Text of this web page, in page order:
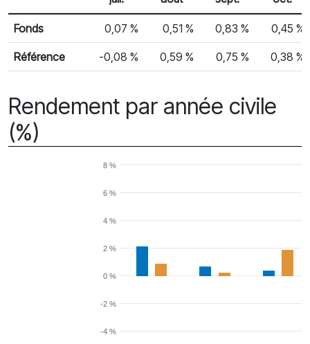
Rendement mensuel
% Rendement
Fonds 0,07 % 0,51 % 0,83 % 0,45 %
Référence -0,08 % 0,59 % 0,75 % 0,38 %
Rendement par année civile
(%)
-4 %
-2 %
0 %
2 %
4 %
6 %
8 %